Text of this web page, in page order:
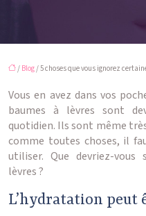
/ Blog/ 5 choses que vous ignorez
Vous en avez dans vos
baumes à lèvres sont
quotidien. Ils sont même
comme toutes choses, il
utiliser. Que devriez-
lèvres ?
L’hydratation peut